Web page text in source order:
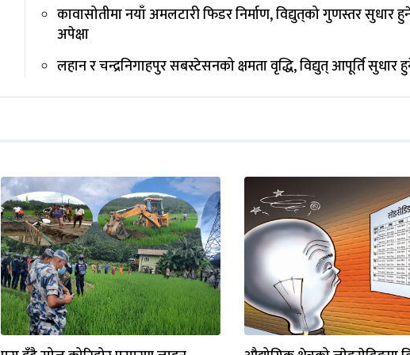
कावासोतीमा नयाँ अमलटारी फिडर निर्माण, विद्युत्‌को गुणस्तर सुधार
अपेक्षा
लहान र चन्द्रनिगाहपुर सबस्टेसनको क्षमता वृद्धि, विद्युत् आपूर्ति सुधार